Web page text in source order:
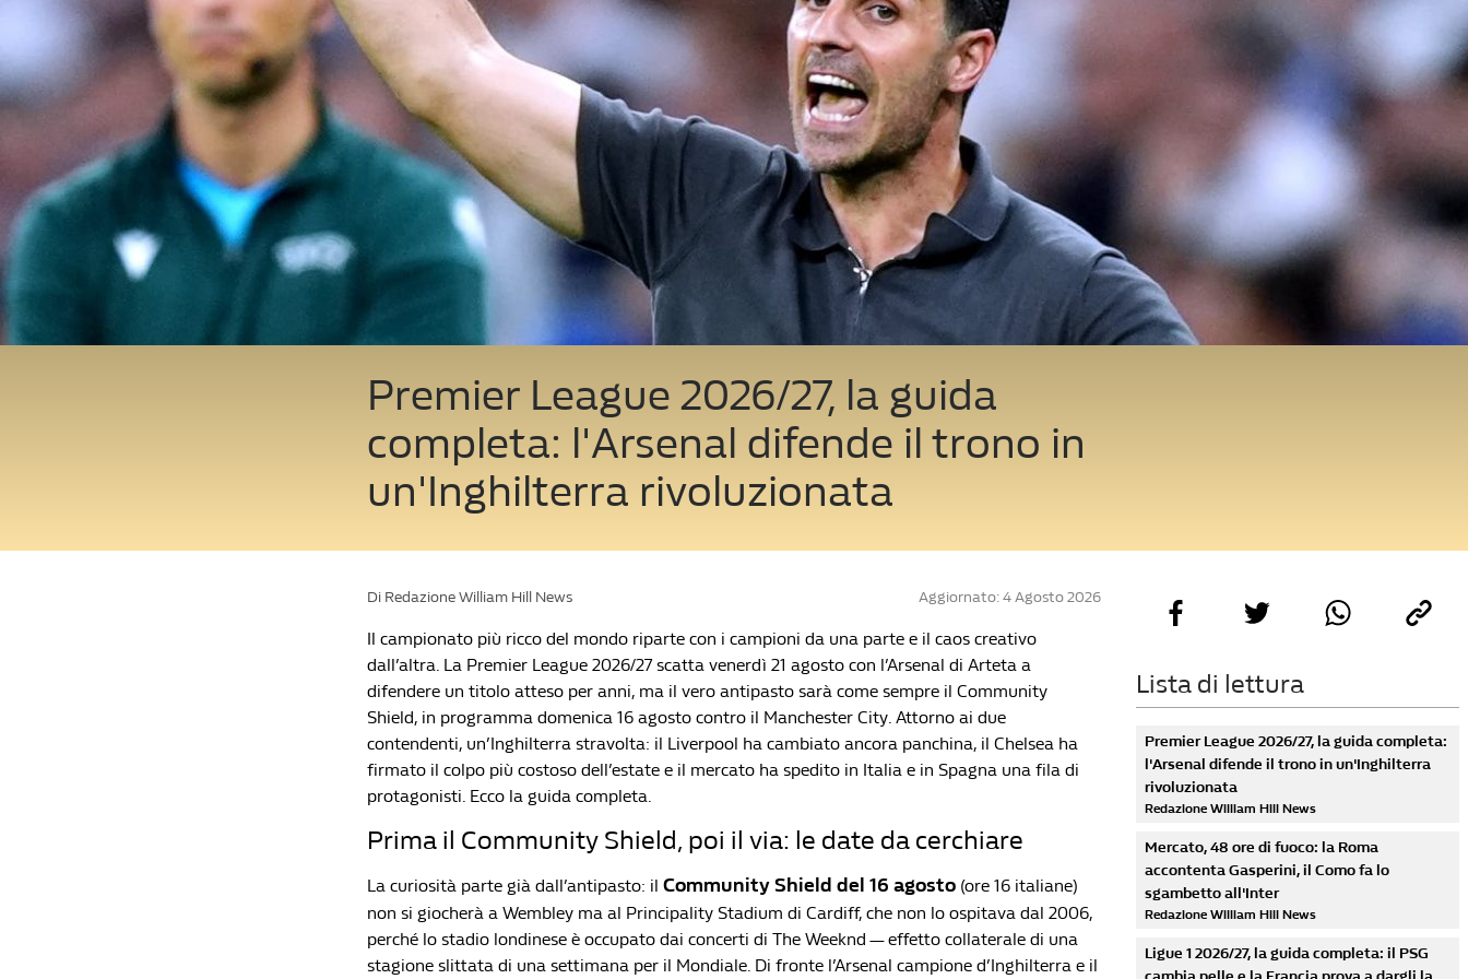
Premier League 2026/27, la guida
completa: l'Arsenal difende il trono in
un'Inghilterra rivoluzionata
Di Redazione William Hill News Aggiornato: 4 Agosto 2026
Il campionato più ricco del mondo riparte con i campioni da una parte e il caos creativo
dall’altra. La Premier League 2026/27 scatta venerdì 21 agosto con l’Arsenal di Arteta a
difendere un titolo atteso per anni, ma il vero antipasto sarà come sempre il Community
Shield, in programma domenica 16 agosto contro il Manchester City. Attorno ai due
contendenti, un’Inghilterra stravolta: il Liverpool ha cambiato ancora panchina, il Chelsea ha
firmato il colpo più costoso dell’estate e il mercato ha spedito in Italia e in Spagna una fila di
protagonisti. Ecco la guida completa.
Prima il Community Shield, poi il via: le date da cerchiare
La curiosità parte già dall’antipasto: il Community Shield del 16 agosto (ore 16 italiane)
non si giocherà a Wembley ma al Principality Stadium di Cardiff, che non lo ospitava dal 2006,
perché lo stadio londinese è occupato dai concerti di The Weeknd — effetto collaterale di una
stagione slittata di una settimana per il Mondiale. Di fronte l’Arsenal campione d’Inghilterra e il
Lista di lettura
Premier League 2026/27, la guida completa:
l'Arsenal difende il trono in un'Inghilterra
rivoluzionata
Redazione William Hill News
Mercato, 48 ore di fuoco: la Roma
accontenta Gasperini, il Como fa lo
sgambetto all'Inter
Redazione William Hill News
Ligue 1 2026/27, la guida completa: il PSG